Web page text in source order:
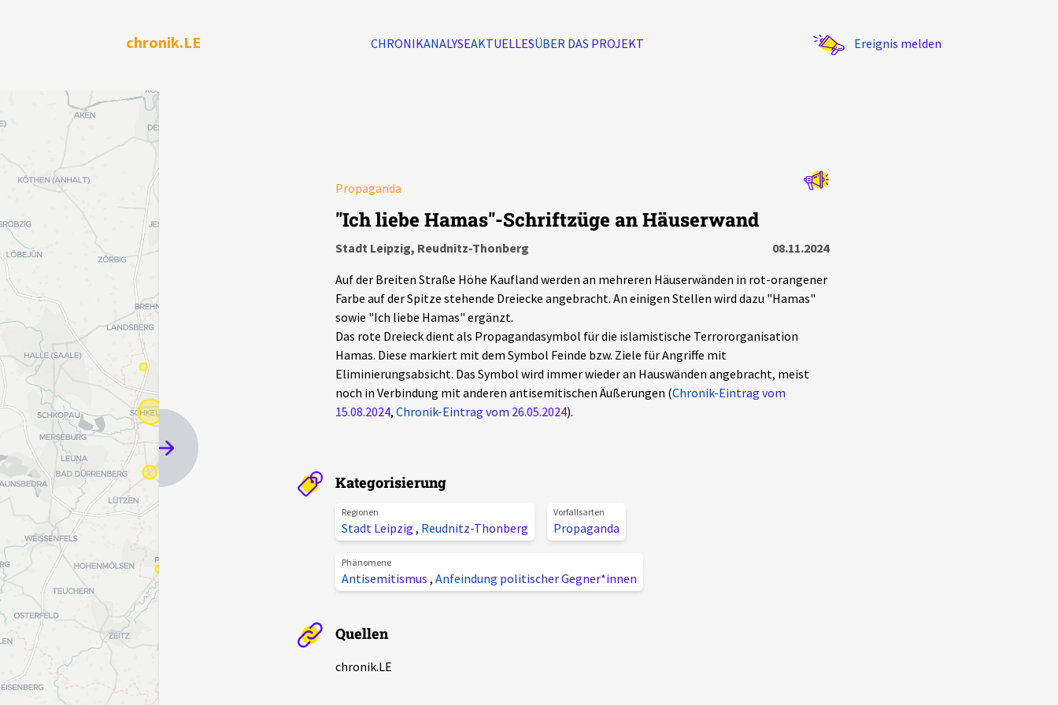
chronik.LE CHRONIKANALYSEAKTUELLESÜBER DAS PROJEKT Ereignis melden
Propaganda
"Ich liebe Hamas"-Schriftzüge an Häuserwand
Stadt Leipzig, Reudnitz-Thonberg
08.11.2024
Auf der Breiten Straße Höhe Kaufland werden an mehreren Häuserwänden in rot-orangener
Farbe auf der Spitze stehende Dreiecke angebracht. An einigen Stellen wird dazu "Hamas"
sowie "Ich liebe Hamas" ergänzt.
Das rote Dreieck dient als Propagandasymbol für die islamistische Terrororganisation
Hamas. Diese markiert mit dem Symbol Feinde bzw. Ziele für Angriffe mit
Eliminierungsabsicht. Das Symbol wird immer wieder an Hauswänden angebracht, meist
noch in Verbindung mit anderen antisemitischen Äußerungen (Chronik-Eintrag vom
15.08.2024, Chronik-Eintrag vom 26.05.2024).
Kategorisierung
Regionen
Stadt Leipzig , Reudnitz-Thonberg
Vorfallsarten
Propaganda
Phänomene
Antisemitismus , Anfeindung politischer Gegner*innen
Quellen
chronik.LE